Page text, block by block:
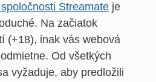
Streamate je
Na začiatok
(+18), inak vás webová
Od všetkých
vyžaduje, aby predložili